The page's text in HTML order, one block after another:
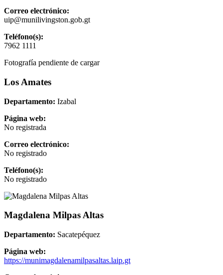
Correo electrónico:
uip@munilivingston.gob.gt
Teléfono(s):
7962 1111
Fotografía pendiente de cargar
Los Amates
Departamento: Izabal
Página web:
No registrada
Correo electrónico:
No registrado
Teléfono(s):
No registrado
Magdalena Milpas Altas
Departamento: Sacatepéquez
Página web:
https://munimagdalenamilpasaltas.laip.gt